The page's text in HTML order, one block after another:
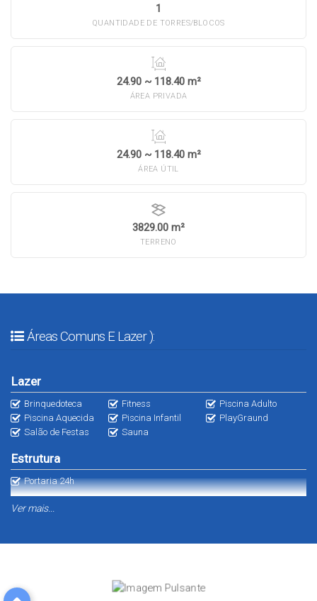
1
QUANTIDADE DE TORRES/BLOCOS
24.90 ~ 118.40 m²
ÁREA PRIVADA
24.90 ~ 118.40 m²
ÁREA ÚTIL
3829.00 m²
TERRENO
Áreas Comuns E Lazer ):
Lazer
Brinquedoteca Fitness
Piscina Adulto
Piscina Aquecida
Piscina Infantil
PlayGraund
Salão de Festas
Sauna
Estrutura
Portaria 24h
Destaques
Ver mais...